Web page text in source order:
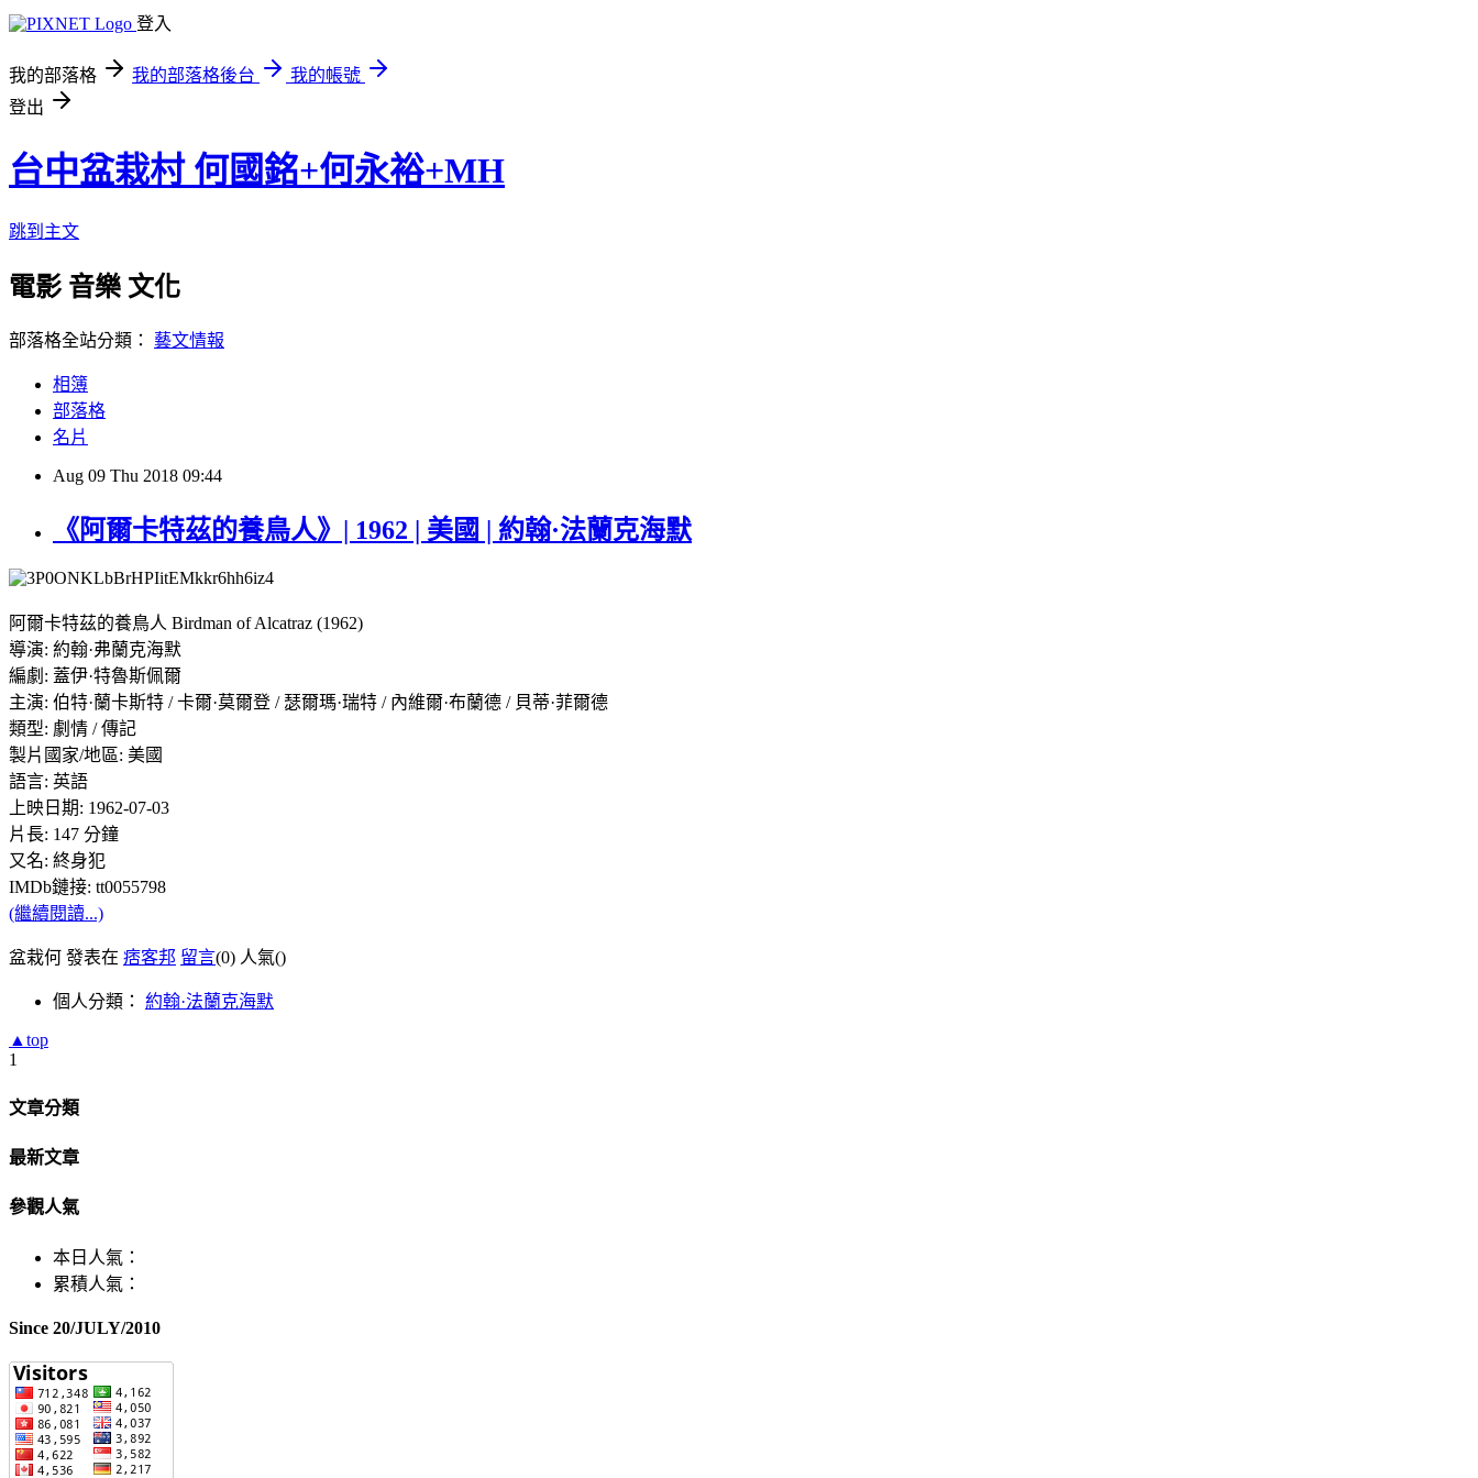
登入
我的部落格 我的部落格後台
我的帳號
登出
台中盆栽村 何國銘+何永裕+MH
跳到主文
電影 音樂 文化
部落格全站分類： 藝文情報
相簿
部落格
名片
Aug 09 Thu 2018 09:44
《阿爾卡特茲的養鳥人》| 1962 | 美國 | 約翰·法蘭克海默
阿爾卡特茲的養鳥人 Birdman of Alcatraz (1962)
導演: 約翰·弗蘭克海默
編劇: 蓋伊·特魯斯佩爾
主演: 伯特·蘭卡斯特 / 卡爾·莫爾登 / 瑟爾瑪·瑞特 / 內維爾·布蘭德 / 貝蒂·菲爾德
類型: 劇情 / 傳記
製片國家/地區: 美國
語言: 英語
上映日期: 1962-07-03
片長: 147 分鐘
又名: 終身犯
IMDb鏈接: tt0055798
(繼續閱讀...)
盆栽何 發表在 痞客邦 留言(0) 人氣()
個人分類： 約翰·法蘭克海默
▲top
1
文章分類
最新文章
參觀人氣
本日人氣：
累積人氣：
Since 20/JULY/2010